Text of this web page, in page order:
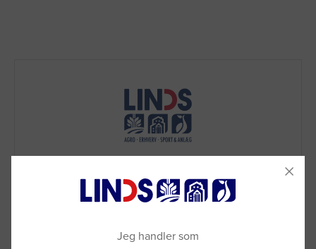
Jeg handler som